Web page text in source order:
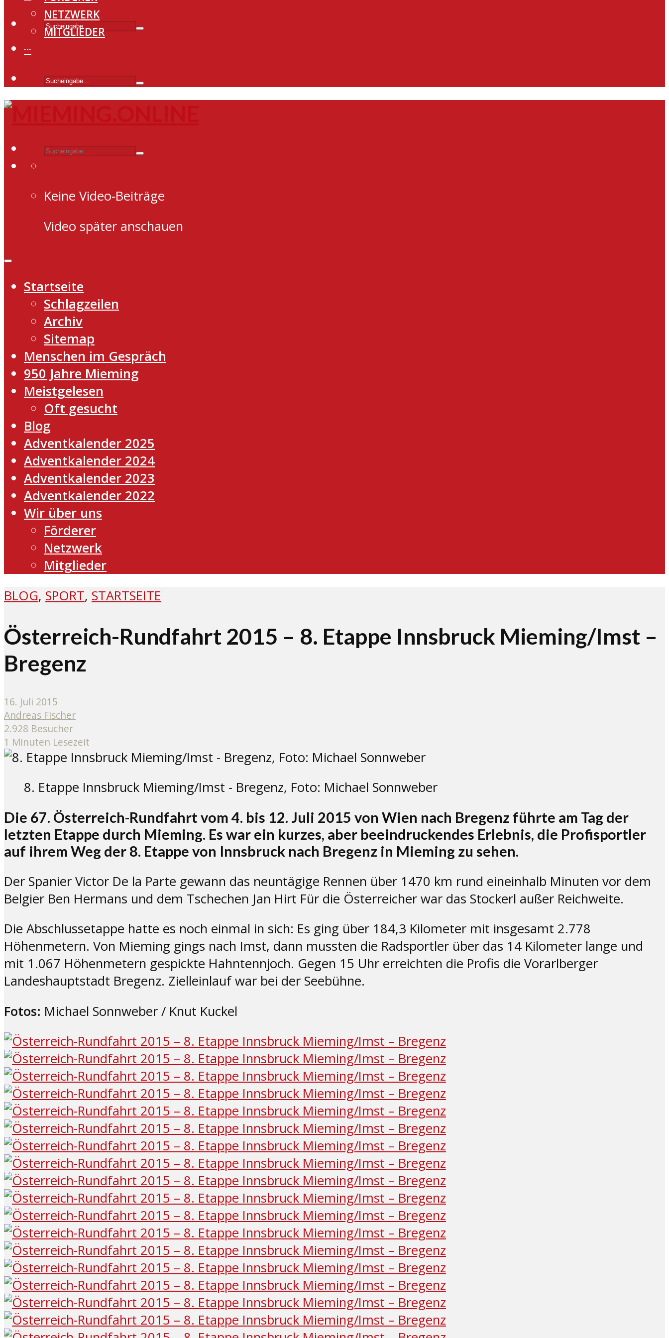
NETZWERK
MITGLIEDER
···
Keine Video-Beiträge
Video später anschauen
Startseite
Schlagzeilen
Archiv
Sitemap
Menschen im Gespräch
950 Jahre Mieming
Meistgelesen
Oft gesucht
Blog
Adventkalender 2025
Adventkalender 2024
Adventkalender 2023
Adventkalender 2022
Wir über uns
Förderer
Netzwerk
Mitglieder
BLOG, SPORT, STARTSEITE
Österreich-Rundfahrt 2015 – 8. Etappe Innsbruck Mieming/Imst –
Bregenz
16. Juli 2015
Andreas Fischer
2.928 Besucher
1 Minuten Lesezeit
8. Etappe Innsbruck Mieming/Imst - Bregenz, Foto: Michael Sonnweber
Die 67. Österreich-Rundfahrt vom 4. bis 12. Juli 2015 von Wien nach Bregenz führte am Tag der
letzten Etappe durch Mieming. Es war ein kurzes, aber beeindruckendes Erlebnis, die Profisportler
auf ihrem Weg der 8. Etappe von Innsbruck nach Bregenz in Mieming zu sehen.
Der Spanier Victor De la Parte gewann das neuntägige Rennen über 1470 km rund eineinhalb Minuten vor dem
Belgier Ben Hermans und dem Tschechen Jan Hirt Für die Österreicher war das Stockerl außer Reichweite.
Die Abschlussetappe hatte es noch einmal in sich: Es ging über 184,3 Kilometer mit insgesamt 2.778
Höhenmetern. Von Mieming gings nach Imst, dann mussten die Radsportler über das 14 Kilometer lange und
mit 1.067 Höhenmetern gespickte Hahntennjoch. Gegen 15 Uhr erreichten die Profis die Vorarlberger
Landeshauptstadt Bregenz. Zielleinlauf war bei der Seebühne.
Fotos: Michael Sonnweber / Knut Kuckel